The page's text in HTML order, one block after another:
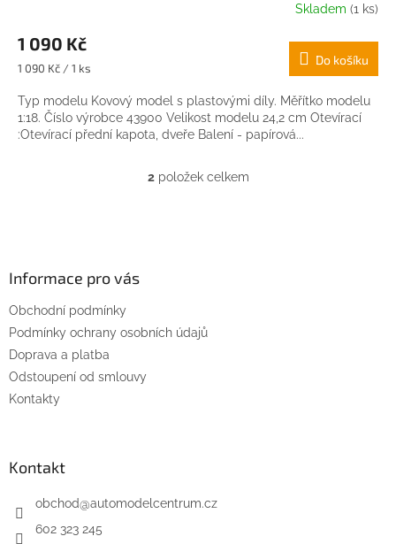
Skladem (1 ks)
1 090 Kč
Měrná
1 090 Kč / 1 ks
Do košíku
Typ modelu Kovový model s plastovými díly. Měřítko modelu
1:18. Číslo výrobce 43900 Velikost modelu 24,2 cm Otevírací
:Otevírací přední kapota, dveře Balení - papírová...
O
r
2položek celkem
Informace pro vás
Obchodní podmínky
Podmínky ochrany osobních údajů
Doprava a platba
Odstoupení od smlouvy
Kontakty
Kontakt
obchod@automodelcentrum.cz
602 323 245